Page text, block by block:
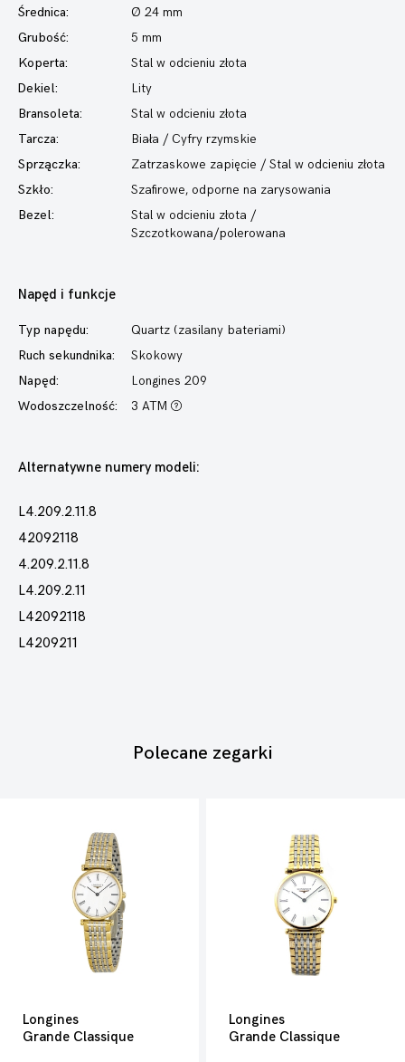
Średnica:
Ø 24 mm
Grubość:
5 mm
Koperta:
Stal w odcieniu złota
Dekiel:
Lity
Bransoleta:
Stal w odcieniu złota
Tarcza:
Biała / Cyfry rzymskie
Sprzączka:
Zatrzaskowe zapięcie / Stal w odcieniu złota
Szkło:
Szafirowe, odporne na zarysowania
Bezel:
Stal w odcieniu złota /
Szczotkowana/polerowana
Napęd i funkcje
Typ napędu:
Quartz (zasilany bateriami)
Ruch sekundnika:
Skokowy
Napęd:
Longines 209
Wodoszczelność:
3 ATM
Alternatywne numery modeli:
L4.209.2.11.8
42092118
4.209.2.11.8
L4.209.2.11
L42092118
L4209211
Polecane zegarki
Longines
Grande Classique
Longines
Grande Classique